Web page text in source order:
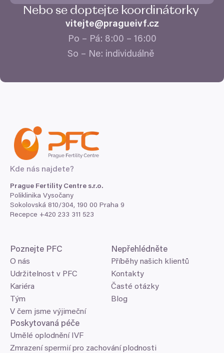
Nebo se doptejte koordinátorky
vitejte@​pragueivf.​cz
Po – Pá: 8:00 – 16:00
So – Ne: individuálně
Kde nás najdete?
Prague Fertility Centre s.r.o.
Poliklinika Vysočany
Sokolovská 810/304, 190 00 Praha 9
Recepce +420 233 311 523
Poznejte PFC
O nás
V čem jsme výjimeční
Tým
Udržitelnost v PFC
Kariéra
Poskytovaná péče
Umělé oplodnění IVF
Zmrazení spermií pro zachování plodnosti
Nepřehlédněte
Příběhy našich klientů
Blog
Časté otázky
Kontakty